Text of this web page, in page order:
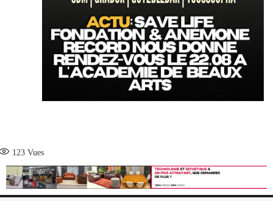
123 Vues